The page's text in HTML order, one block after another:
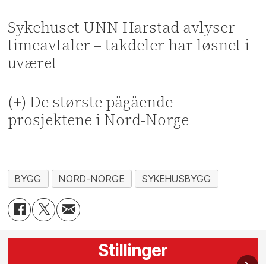
Sykehuset UNN Harstad avlyser
timeavtaler – takdeler har løsnet i
uværet
(+) De største pågående
prosjektene i Nord-Norge
BYGG NORD-NORGE SYKEHUSBYGG
Stillinger